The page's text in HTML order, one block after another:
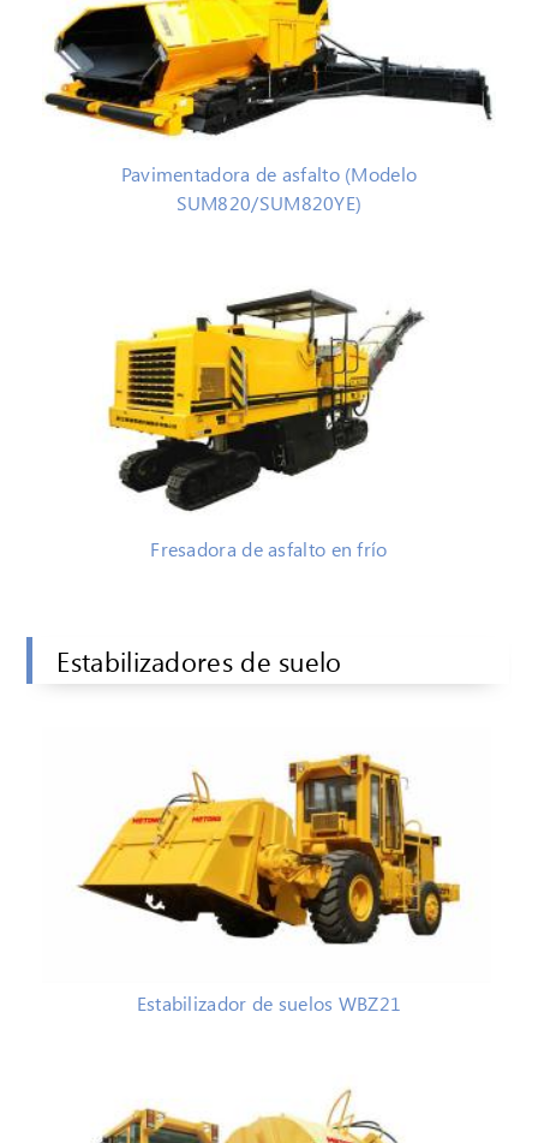
Pavimentadora de asfalto (Modelo
SUM820/SUM820YE)
Fresadora de asfalto en frío
Estabilizadores de suelo
Estabilizador de suelos WBZ21